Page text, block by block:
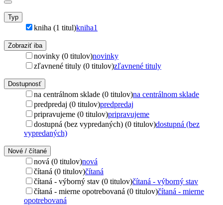
Typ
kniha (1 titul)kniha1
Zobraziť iba
novinky (0 titulov)novinky
zľavnené tituly (0 titulov)zľavnené tituly
Dostupnosť
na centrálnom sklade (0 titulov)na centrálnom sklade
predpredaj (0 titulov)predpredaj
pripravujeme (0 titulov)pripravujeme
dostupná (bez vypredaných) (0 titulov)dostupná (bez
vypredaných)
Nové / čítané
nová (0 titulov)nová
čítaná (0 titulov)čítaná
čítaná - výborný stav (0 titulov)čítaná - výborný stav
čítaná - mierne opotrebovaná (0 titulov)čítaná - mierne
opotrebovaná